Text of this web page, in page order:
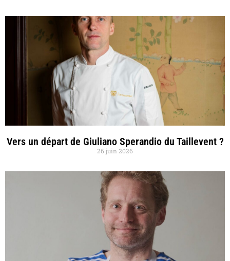
Vers un départ de Giuliano Sperandio du Taillevent ?
26 juin 2026